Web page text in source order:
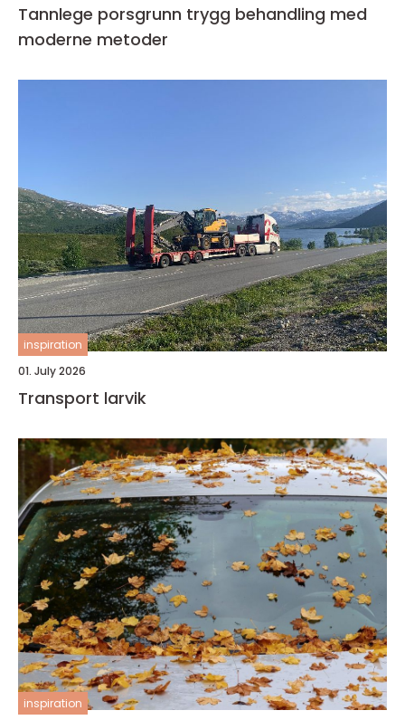
Tannlege porsgrunn trygg behandling med
moderne metoder
inspiration
01. July 2026
Transport larvik
inspiration